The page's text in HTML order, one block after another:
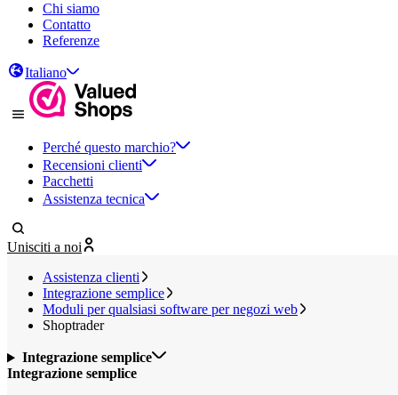
Chi siamo
Contatto
Referenze
Italiano
Perché questo marchio?
Recensioni clienti
Pacchetti
Assistenza tecnica
Unisciti a noi
Assistenza clienti
Integrazione semplice
Moduli per qualsiasi software per negozi web
Shoptrader
Integrazione semplice
Integrazione semplice